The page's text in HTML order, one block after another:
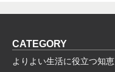
CATEGORY
よりよい生活に役立つ知恵